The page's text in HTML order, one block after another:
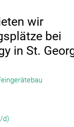
wir
bei
in St.
d)